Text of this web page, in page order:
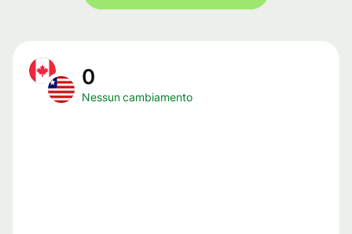
0
Nessun cambiamento